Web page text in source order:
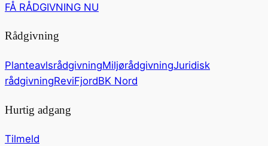
FÅ RÅDGIVNING NU
Rådgivning
PlanteavlsrådgivningMiljørådgivningJuridisk
rådgivningReviFjordBK Nord
Hurtig adgang
Tilmeld